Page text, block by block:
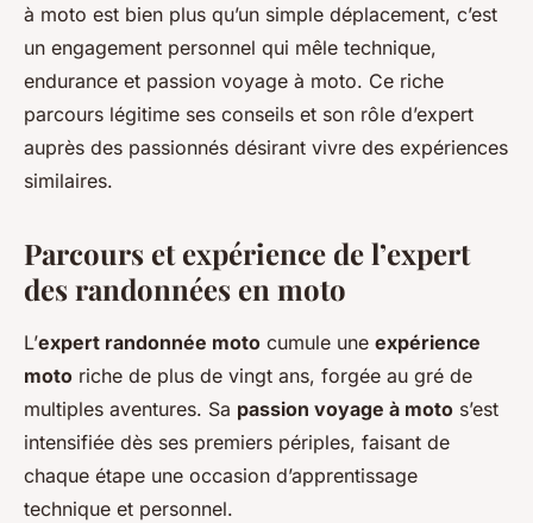
à moto est bien plus qu’un simple déplacement, c’est
un engagement personnel qui mêle technique,
endurance et passion voyage à moto. Ce riche
parcours légitime ses conseils et son rôle d’expert
auprès des passionnés désirant vivre des expériences
similaires.
Parcours et expérience de l’expert
des randonnées en moto
L’expert randonnée moto cumule une expérience
moto riche de plus de vingt ans, forgée au gré de
multiples aventures. Sa passion voyage à moto s’est
intensifiée dès ses premiers périples, faisant de
chaque étape une occasion d’apprentissage
technique et personnel.